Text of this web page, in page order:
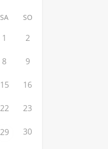
SA SO
1 2
8 9
15 16
22 23
29 30